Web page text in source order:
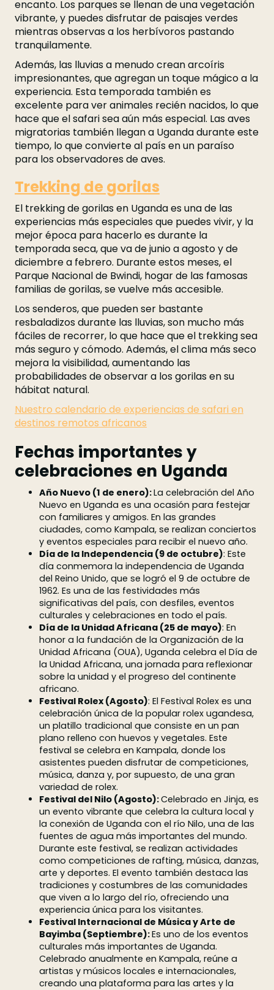
encanto. Los parques se llenan de una vegetación
vibrante, y puedes disfrutar de paisajes verdes
mientras observas a los herbívoros pastando
tranquilamente.
Además, las lluvias a menudo crean arcoíris
impresionantes, que agregan un toque mágico a la
experiencia. Esta temporada también es
excelente para ver animales recién nacidos, lo que
hace que el safari sea aún más especial. Las aves
migratorias también llegan a Uganda durante este
tiempo, lo que convierte al país en un paraíso
para los observadores de aves.
Trekking de gorilas
El trekking de gorilas en Uganda es una de las
experiencias más especiales que puedes vivir, y la
mejor época para hacerlo es durante la
temporada seca, que va de junio a agosto y de
diciembre a febrero. Durante estos meses, el
Parque Nacional de Bwindi, hogar de las famosas
familias de gorilas, se vuelve más accesible.
Los senderos, que pueden ser bastante
resbaladizos durante las lluvias, son mucho más
fáciles de recorrer, lo que hace que el trekking sea
más seguro y cómodo. Además, el clima más seco
mejora la visibilidad, aumentando las
probabilidades de observar a los gorilas en su
hábitat natural.
Nuestro calendario de experiencias de safari en
destinos remotos africanos
Fechas importantes y
celebraciones en Uganda
Año Nuevo (1 de enero):La celebración del Año
Nuevo en Uganda es una ocasión para festejar
con familiares y amigos. En las grandes
ciudades, como Kampala, se realizan conciertos
y eventos especiales para recibir el nuevo año.
Día de la Independencia (9 de octubre): Este
día conmemora la independencia de Uganda
del Reino Unido, que se logró el 9 de octubre de
1962. Es una de las festividades más
significativas del país, con desfiles, eventos
culturales y celebraciones en todo el país.
Día de la Unidad Africana (25 de mayo): En
honor a la fundación de la Organización de la
Unidad Africana (OUA), Uganda celebra el Día de
la Unidad Africana, una jornada para reflexionar
sobre la unidad y el progreso del continente
africano.
Festival Rolex (Agosto): El Festival Rolex es una
celebración única de la popular rolex ugandesa,
un platillo tradicional que consiste en un pan
plano relleno con huevos y vegetales. Este
festival se celebra en Kampala, donde los
asistentes pueden disfrutar de competiciones,
música, danza y, por supuesto, de una gran
variedad de rolex.
Festival del Nilo (Agosto):Celebrado en Jinja, es
un evento vibrante que celebra la cultura local y
la conexión de Uganda con el río Nilo, una de las
fuentes de agua más importantes del mundo.
Durante este festival, se realizan actividades
como competiciones de rafting, música, danzas,
arte y deportes. El evento también destaca las
tradiciones y costumbres de las comunidades
que viven a lo largo del río, ofreciendo una
experiencia única para los visitantes.
Festival Internacional de Música y Arte de
Bayimba (Septiembre):Es uno de los eventos
culturales más importantes de Uganda.
Celebrado anualmente en Kampala, reúne a
artistas y músicos locales e internacionales,
creando una plataforma para las artes y la